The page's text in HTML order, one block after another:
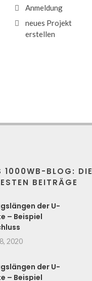
Anmeldung
neues Projekt
erstellen
1000WB-BLOG: DIE
BEITRÄGE
der U-
– Beispiel
2020
der U-
– Beispiel